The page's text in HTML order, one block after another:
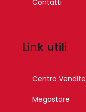
Link utili
Centro Vendite
Megastore